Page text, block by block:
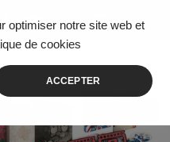
optimiser notre site web et
de cookies
ACCEPTER